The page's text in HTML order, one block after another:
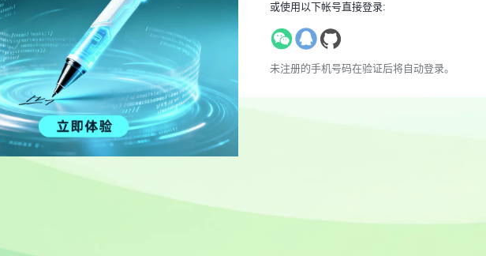
或使用以下帐号直接登录:
未注册的手机号码在验证后将自动登录。